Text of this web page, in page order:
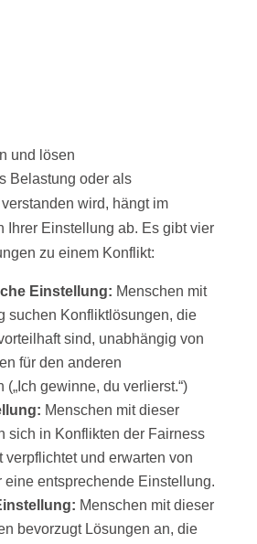
und lösen
Belastung oder als
wird, hängt im
Ihrer Einstellung ab. Es gibt vier
zu einem Konflikt:
Einstellung: Menschen mit
suchen Konfliktlösungen, die
sind, unabhängig von
für den anderen
(„Ich gewinne, du verlierst.“)
Menschen mit dieser
sich in Konflikten der Fairness
verpflichtet und erwarten von
eine entsprechende Einstellung.
Menschen mit dieser
bevorzugt Lösungen an, die